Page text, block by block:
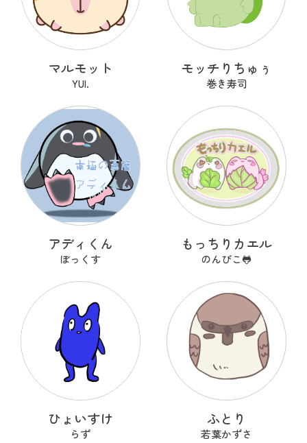
マルモット
YUI.
モッチりちゅぅ
巻き寿司
アディくん
ぼっくす
もっちりカエル
のんぴこ🐸
ひょいすけ
らず
ふとり
若葉かずさ